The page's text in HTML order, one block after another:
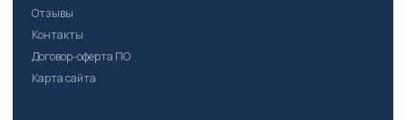
Отзывы
Контакты
Договор-оферта ПО
Карта сайта